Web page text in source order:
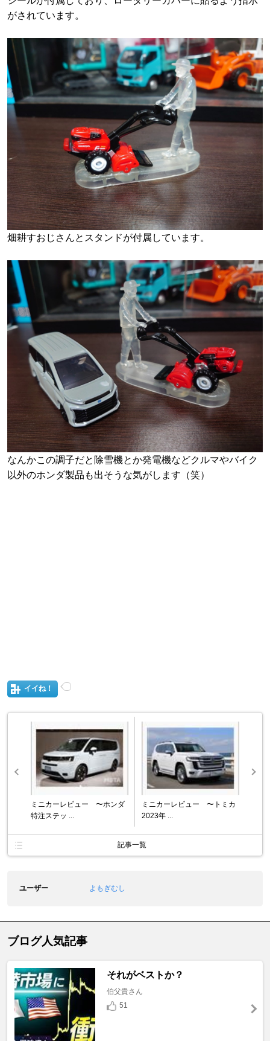
がされています。
畑耕すおじさんとスタンドが付属しています。
なんかこの調子だと除雪機とか発電機などクルマやバイク
以外のホンダ製品も出そうな気がします（笑）
イイね！
ミニカーレビュー 〜ホンダ
特注ステッ ...
ミニカーレビュー 〜トミカ
2023年 ...
記事一覧
ユーザー よもぎむし
ブログ人気記事
それがベストか？
伯父貴さん
51